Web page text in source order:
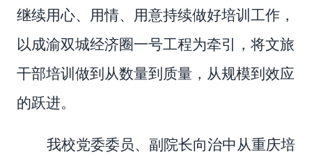
继续用心、用情、用意持续做好培训工作，
以成渝双城经济圈一号工程为牵引，将文旅
干部培训做到从数量到质量，从规模到效应
的跃进。
我校党委委员、副院长向治中从重庆培